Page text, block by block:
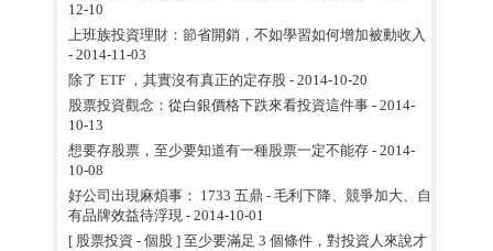
12-10
上班族投資理財：節省開銷，不如學習如何增加被動收入
- 2014-11-03
除了 ETF ，其實沒有真正的定存股- 2014-10-20
股票投資觀念：從白銀價格下跌來看投資這件事- 2014-
10-13
想要存股票，至少要知道有一種股票一定不能存 - 2014-
10-08
好公司出現麻煩事： 1733 五鼎 - 毛利下降、競爭加大、自
有品牌效益待浮現- 2014-10-01
[ 股票投資 - 個股 ] 至少要滿足 3 個條件，對投資人來說才